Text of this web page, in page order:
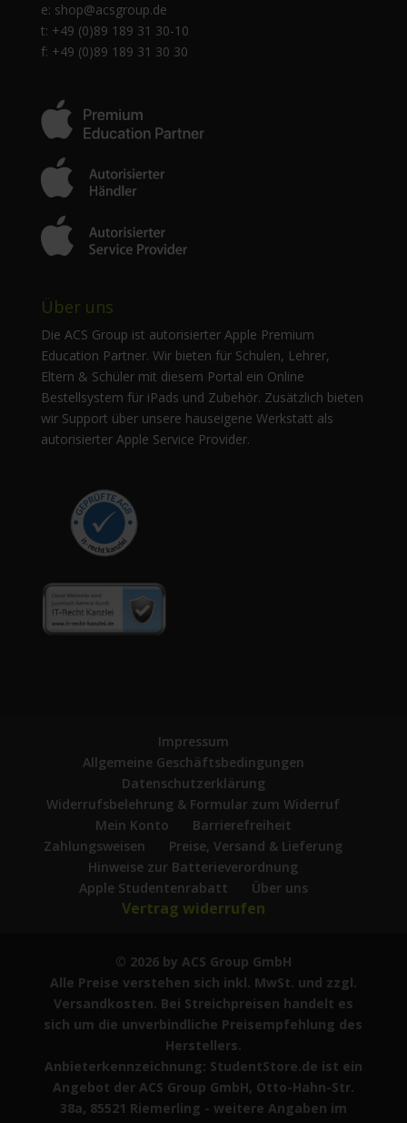
e: shop@acsgroup.de
t: +49 (0)89 189 31 30-10
f: +49 (0)89 189 31 30 30
Über uns
Die ACS Group ist autorisierter Apple Premium
Education Partner. Wir bieten für Schulen, Lehrer,
Eltern & Schüler mit diesem Portal ein Online
Bestellsystem für iPads und Zubehör. Zusätzlich bieten
wir Support über unsere hauseigene Werkstatt als
autorisierter Apple Service Provider.
Impressum
Allgemeine Geschäftsbedingungen
Datenschutzerklärung
Widerrufsbelehrung & Formular zum Widerruf
Mein Konto
Barrierefreiheit
Zahlungsweisen
Preise, Versand & Lieferung
Hinweise zur Batterieverordnung
Apple Studentenrabatt
Über uns
Vertrag widerrufen
© 2026 by ACS Group GmbH
Alle Preise verstehen sich inkl. MwSt. und zzgl.
Versandkosten. Bei Streichpreisen handelt es
sich um die unverbindliche Preisempfehlung des
Herstellers.
Anbieterkennzeichnung: StudentStore.de ist ein
Angebot der ACS Group GmbH, Otto-Hahn-Str.
38a, 85521 Riemerling - weitere Angaben im